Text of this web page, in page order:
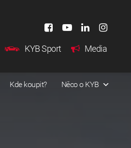
KYB Sport Media
Kde koupit? Něco o KYB